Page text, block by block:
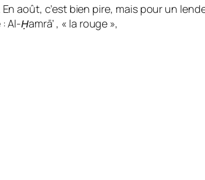
août, c’est bien pire, mais pour un
:Al-Ḥamrā’ , « la rouge »,